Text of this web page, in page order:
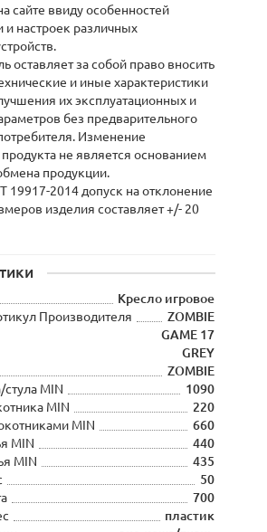
сайте ввиду особенностей
и настроек различных
оставляет за собой право вносить
и иные характеристики
их эксплуатационных и
без предварительного
Изменение
не является основанием
продукции.
19917-2014 допуск на отклонение
изделия составляет +/- 20
Кресло игровое
Производителя
ZOMBIE
GAME 17
GREY
ZOMBIE
MIN
1090
MIN
220
MIN
660
MIN
440
MIN
435
50
700
пластик